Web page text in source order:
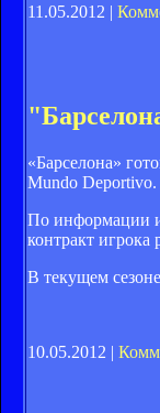
11.05.2012 |
«Барселона»
Mundo Deportivo.
По информации
контракт игрока
В текущем
10.05.2012 |